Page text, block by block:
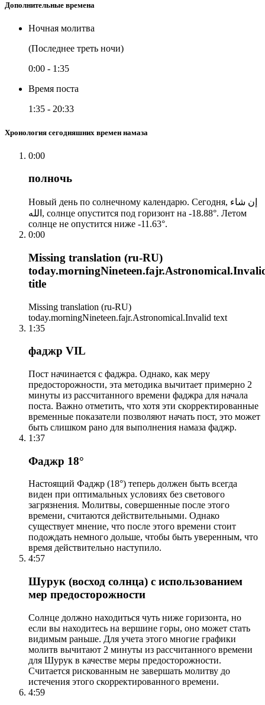
Дополнительные времена
Ночная молитва
(Последнее треть ночи)
0:00 - 1:35
Время поста
1:35 - 20:33
Хронология сегодняшних времен намаза
0:00
полночь
Новый день по солнечному календарю. Сегодня, إن شاء
الله, солнце опустится под горизонт на -18.88°. Летом
солнце не опустится ниже -11.63°.
0:00
Missing translation (ru-RU)
title
Missing translation (ru-RU)
today.morningNineteen.fajr.Astronomical.Invalid text
1:35
фаджр VIL
Пост начинается с фаджра. Однако, как меру
предосторожности, эта методика вычитает примерно 2
минуты из рассчитанного времени фаджра для начала
поста. Важно отметить, что хотя эти скорректированные
временные показатели позволяют начать пост, это может
быть слишком рано для выполнения намаза фаджр.
1:37
Фаджр 18°
Настоящий Фаджр (18°) теперь должен быть всегда
виден при оптимальных условиях без светового
загрязнения. Молитвы, совершенные после этого
времени, считаются действительными. Однако
существует мнение, что после этого времени стоит
подождать немного дольше, чтобы быть уверенным, что
время действительно наступило.
4:57
Шурук (восход солнца) с использованием
мер предосторожности
Солнце должно находиться чуть ниже горизонта, но
если вы находитесь на вершине горы, оно может стать
видимым раньше. Для учета этого многие графики
молитв вычитают 2 минуты из рассчитанного времени
для Шурук в качестве меры предосторожности.
Считается рискованным не завершать молитву до
истечения этого скорректированного времени.
4:59